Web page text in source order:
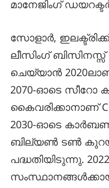
മാനേജിംഗ്
സോളാർ,
ലീസിംഗ്
ചെയ്യാൻ 2020ലാണ്
2070-ഓടെ
കൈവരിക്കാനാണ്
2030-ഓടെ
ബില്യൺ ടൺ
പദ്ധതിയിടുന്നു.
സംസ്ഥാനങ്ങൾക്കായി